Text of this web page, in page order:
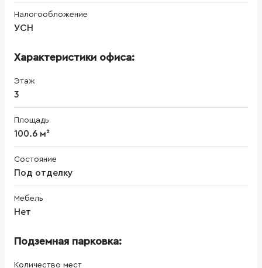
Налогообложение
УСН
Характеристики офиса:
Этаж
3
Площадь
100.6 м²
Состояние
Под отделку
Мебель
Нет
Подземная парковка:
Количество мест